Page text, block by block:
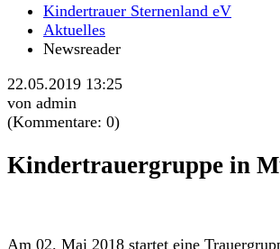
Kindertrauer Sternenland eV
Aktuelles
Newsreader
22.05.2019 13:25
von admin
(Kommentare: 0)
Kindertrauergruppe in
Am 02. Mai 2018 startet eine